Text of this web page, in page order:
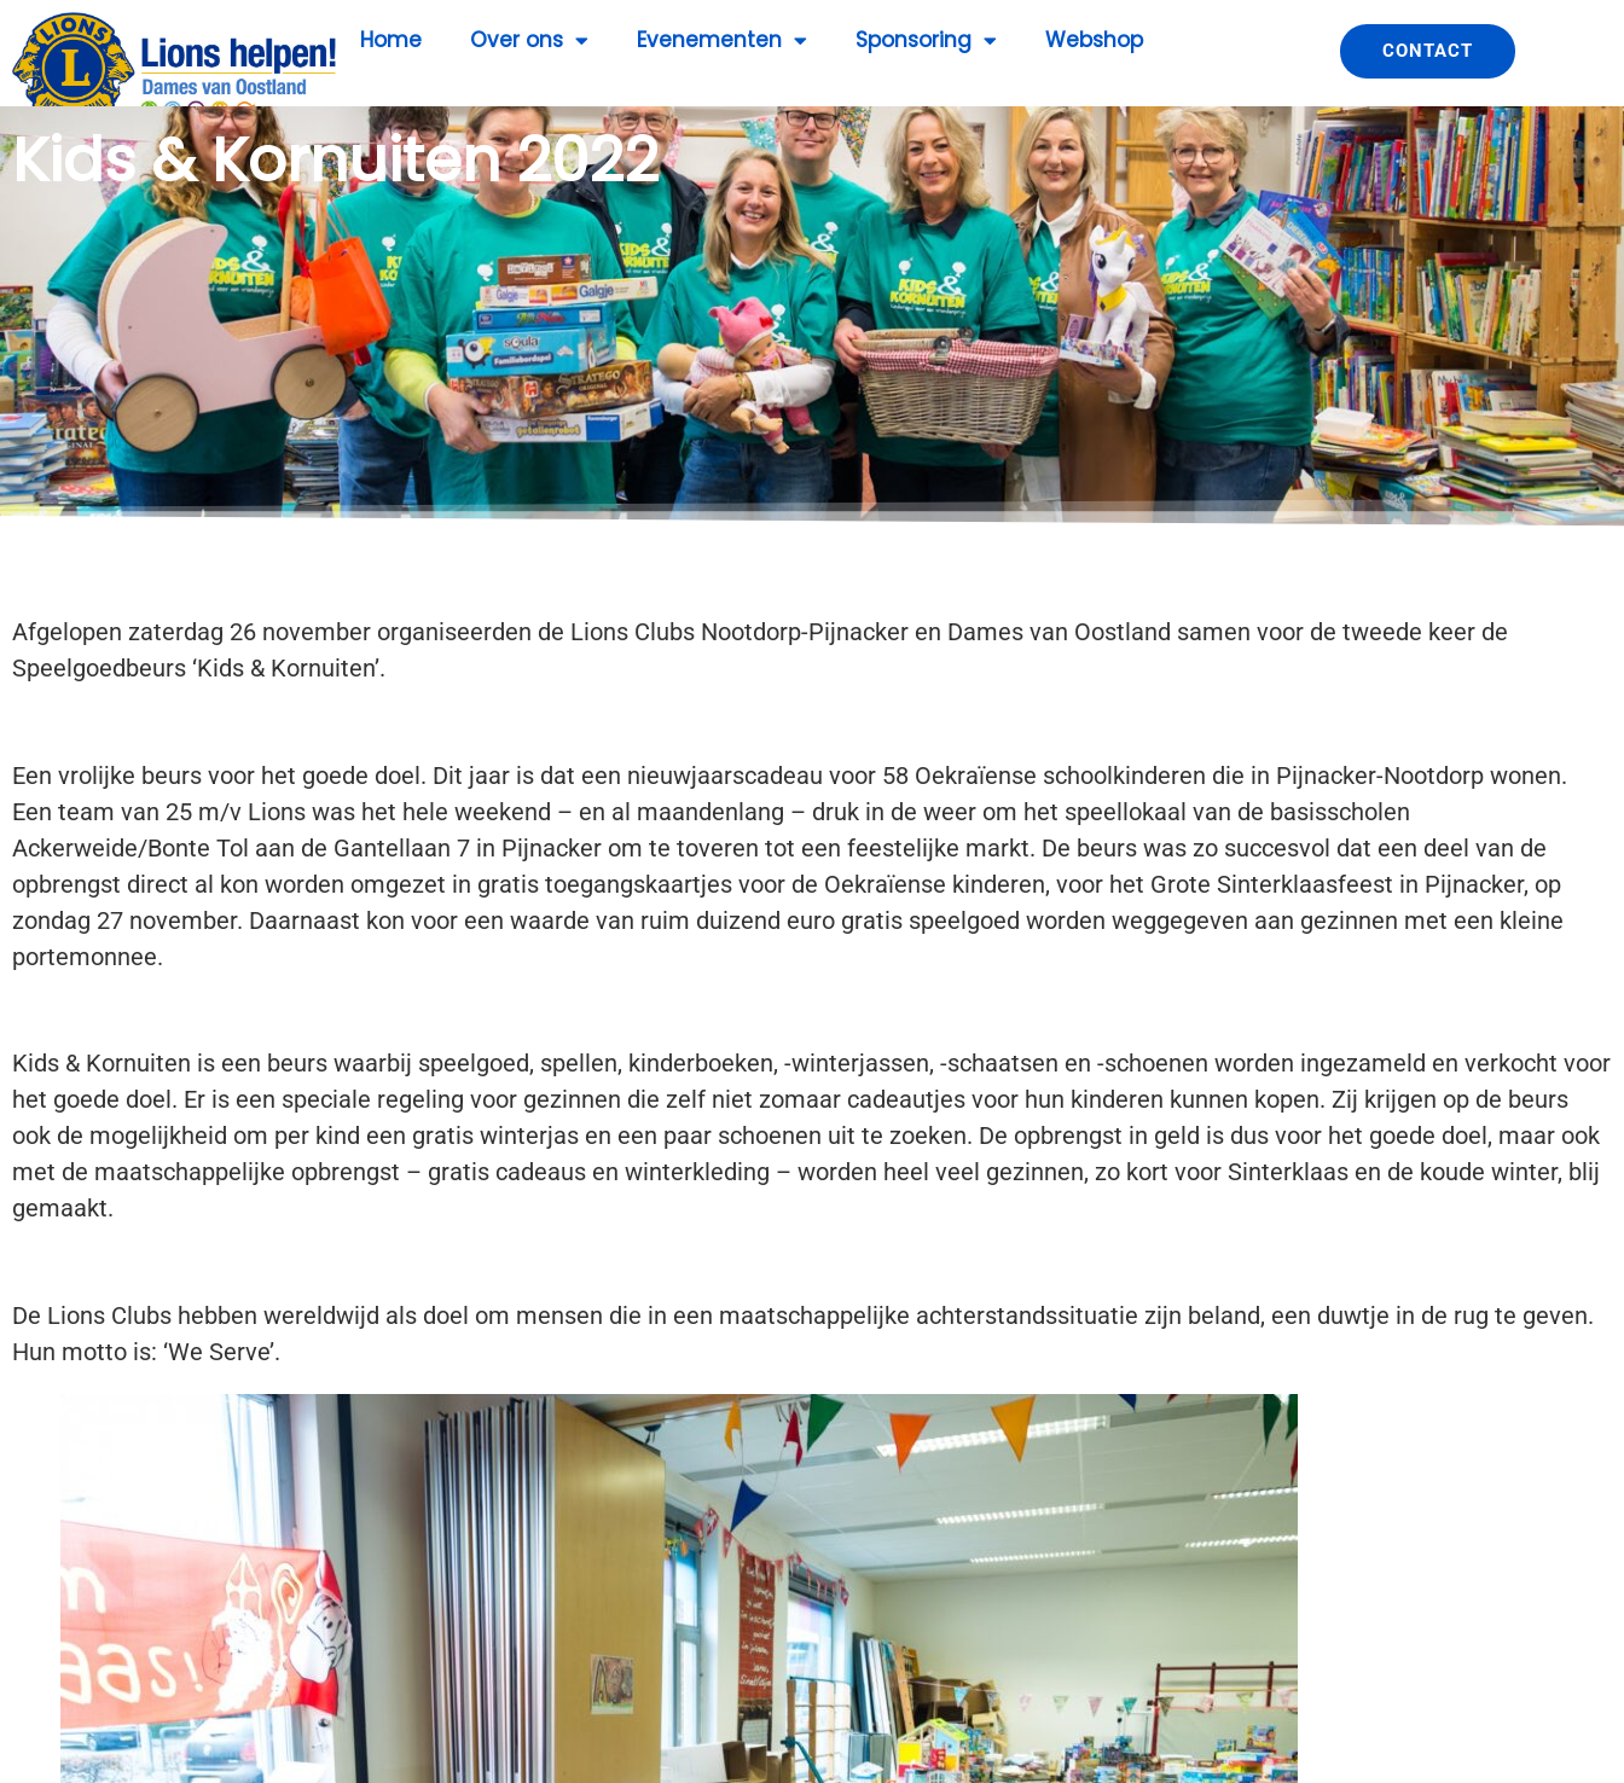
Home Over ons Evenementen Sponsoring Webshop CONTACT
Kids & Kornuiten 2022
Afgelopen zaterdag 26 november organiseerden de Lions Clubs Nootdorp-Pijnacker en Dames van Oostland samen voor de tweede keer de
Speelgoedbeurs ‘Kids & Kornuiten’.
Een vrolijke beurs voor het goede doel. Dit jaar is dat een nieuwjaarscadeau voor 58 Oekraïense schoolkinderen die in Pijnacker-Nootdorp wonen.
Een team van 25 m/v Lions was het hele weekend – en al maandenlang – druk in de weer om het speellokaal van de basisscholen
Ackerweide/Bonte Tol aan de Gantellaan 7 in Pijnacker om te toveren tot een feestelijke markt. De beurs was zo succesvol dat een deel van de
opbrengst direct al kon worden omgezet in gratis toegangskaartjes voor de Oekraïense kinderen, voor het Grote Sinterklaasfeest in Pijnacker, op
zondag 27 november. Daarnaast kon voor een waarde van ruim duizend euro gratis speelgoed worden weggegeven aan gezinnen met een kleine
portemonnee.
Kids & Kornuiten is een beurs waarbij speelgoed, spellen, kinderboeken, -winterjassen, -schaatsen en -schoenen worden ingezameld en verkocht voor
het goede doel. Er is een speciale regeling voor gezinnen die zelf niet zomaar cadeautjes voor hun kinderen kunnen kopen. Zij krijgen op de beurs
ook de mogelijkheid om per kind een gratis winterjas en een paar schoenen uit te zoeken. De opbrengst in geld is dus voor het goede doel, maar ook
met de maatschappelijke opbrengst – gratis cadeaus en winterkleding – worden heel veel gezinnen, zo kort voor Sinterklaas en de koude winter, blij
gemaakt.
De Lions Clubs hebben wereldwijd als doel om mensen die in een maatschappelijke achterstandssituatie zijn beland, een duwtje in de rug te geven.
Hun motto is: ‘We Serve’.